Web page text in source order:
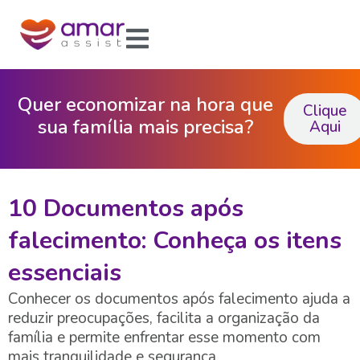
Quer economizar na hora que
sua família mais precisa?
Clique
Aqui
10 Documentos após
falecimento: Conheça os itens
essenciais
Conhecer os documentos após falecimento ajuda a
reduzir preocupações, facilita a organização da
família e permite enfrentar esse momento com